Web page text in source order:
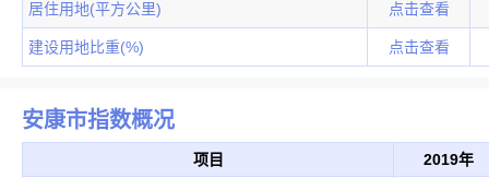
居住用地(平方公里) 点击查看
建设用地比重(%) 点击查看
安康市指数概况
项目 2019年